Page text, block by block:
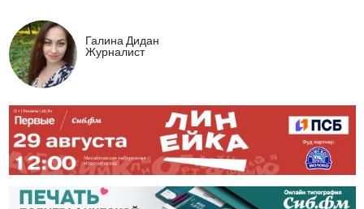
Галина Дидан
Журналист